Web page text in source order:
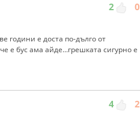
2 0
години е доста по-дълго от
е бус ама айде...грешката сигурно е
4 2